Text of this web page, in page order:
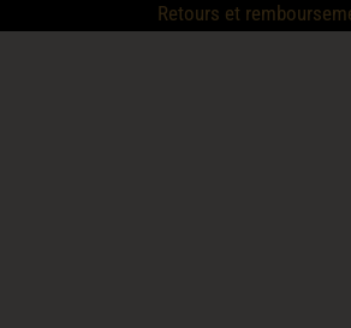
Retours et